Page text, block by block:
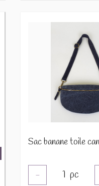
- 1 pc